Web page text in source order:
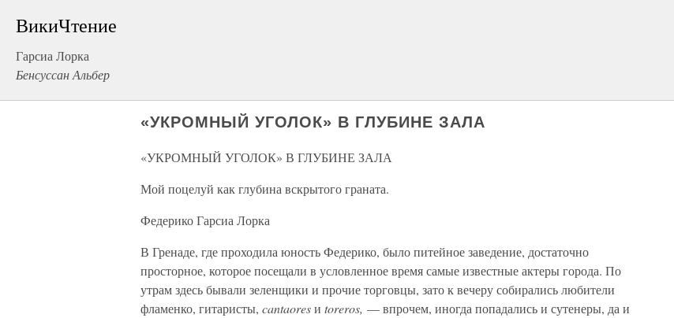
ВикиЧтение
Гарсиа Лорка
Бенсуссан Альбер
«УКРОМНЫЙ УГОЛОК» В ГЛУБИНЕ ЗАЛА
«УКРОМНЫЙ УГОЛОК» В ГЛУБИНЕ ЗАЛА
Мой поцелуй как глубина вскрытого граната.
Федерико Гарсиа Лорка
В Гренаде, где проходила юность Федерико, было питейное заведение, достаточно
просторное, которое посещали в условленное время самые известные актеры города. По
утрам здесь бывали зеленщики и прочие торговцы, зато к вечеру собирались любители
фламенко, гитаристы, cantaoresи toreros, — впрочем, иногда попадались и сутенеры, да и